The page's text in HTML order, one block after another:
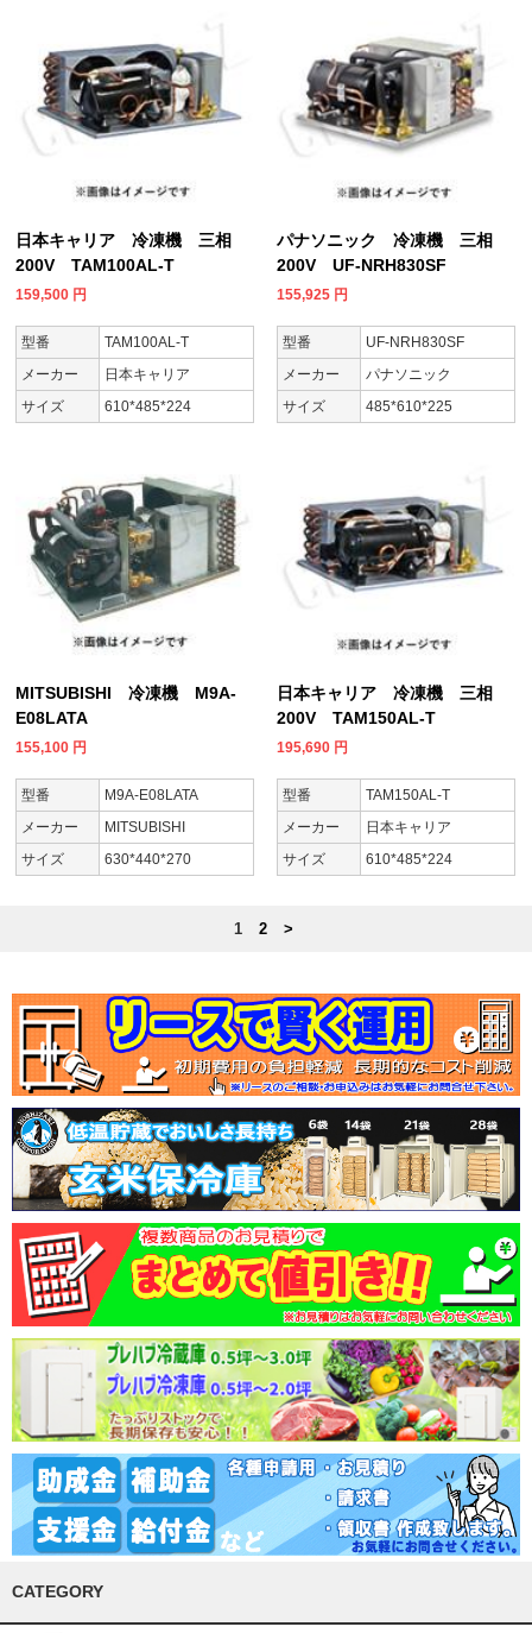
日本キャリア 冷凍機 三相
200V TAM100AL-T
159,500 円
型番
TAM100AL-T
メーカー
日本キャリア
サイズ
610*485*224
パナソニック 冷凍機 三相
200V UF-NRH830SF
155,925 円
型番
UF-NRH830SF
メーカー
パナソニック
サイズ
485*610*225
MITSUBISHI 冷凍機 M9A-
E08LATA
155,100 円
型番
M9A-E08LATA
メーカー
MITSUBISHI
サイズ
630*440*270
日本キャリア 冷凍機 三相
200V TAM150AL-T
195,690 円
型番
TAM150AL-T
メーカー
日本キャリア
サイズ
610*485*224
1 2 >
CATEGORY